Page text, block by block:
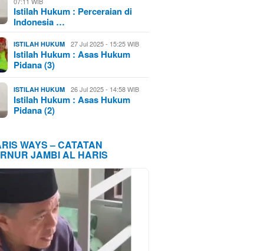
Istilah Hukum : Perceraian di
Indonesia …
ISTILAH HUKUM 27 Jul 2025 - 15:25 WIB
Istilah Hukum : Asas Hukum
Pidana (3)
ISTILAH HUKUM 26 Jul 2025 - 14:58 WIB
Istilah Hukum : Asas Hukum
Pidana (2)
WAYS – CATATAN
JAMBI AL HARIS